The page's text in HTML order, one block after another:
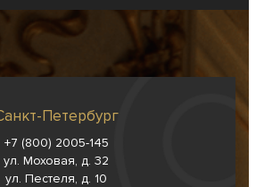
Петербург
+7 (800) 2005-145
ул. Моховая, д. 32
ул. Пестеля, д. 10